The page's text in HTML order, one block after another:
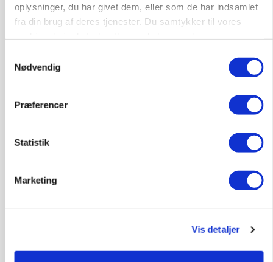
oplysninger, du har givet dem, eller som de har indsamlet
fra din brug af deres tjenester. Du samtykker til vores
Nødvendig
Præferencer
Statistik
Marketing
Vis detaljer
skadedyrsrisici
Loading...
Grisebestanden stiger trods svagere